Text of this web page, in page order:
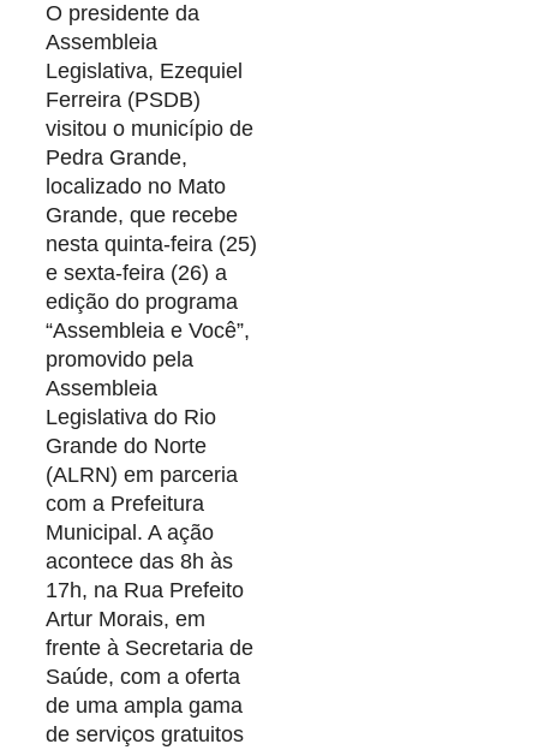
O presidente da
Assembleia
Legislativa, Ezequiel
Ferreira (PSDB)
visitou o município de
Pedra Grande,
localizado no Mato
Grande, que recebe
nesta quinta-feira (25)
e sexta-feira (26) a
edição do programa
“Assembleia e Você”,
promovido pela
Assembleia
Legislativa do Rio
Grande do Norte
(ALRN) em parceria
com a Prefeitura
Municipal. A ação
acontece das 8h às
17h, na Rua Prefeito
Artur Morais, em
frente à Secretaria de
Saúde, com a oferta
de uma ampla gama
de serviços gratuitos